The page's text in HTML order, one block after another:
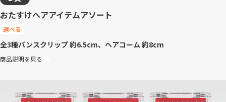
おたすけヘアアイテムアソート
選べる
全3種バンスクリップ 約6.5cm、ヘアコーム 約8cm
商品説明を見る